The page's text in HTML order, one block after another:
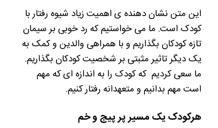
این متن نشان دهنده ی اهمیت زیاد شیوه رفتار با
کودک است. ما می خواستیم که رد خوبی بر سیمان
تازه کودکان بگذاریم و با همراهی والدین و کمک به
یک دیگر تاثیر مثبتی بر شخصیت کودکان بگذاریم.
ما سعی کردیم که کودک را به اندازه ای که مهم
است مهم بدانیم و متعهدانه رفتار کنیم.
هرکودک یک مسیر پر پیج و خم